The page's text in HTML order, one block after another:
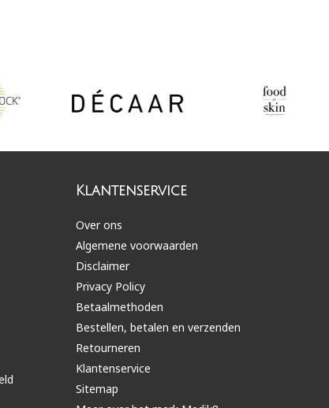
Klantenservice
Over ons
Algemene voorwaarden
Disclaimer
Privacy Policy
Betaalmethoden
Bestellen, betalen en verzenden
Retourneren
Klantenservice
Sitemap